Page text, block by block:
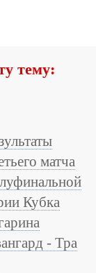
тему:
матча
Кубка
- Тра